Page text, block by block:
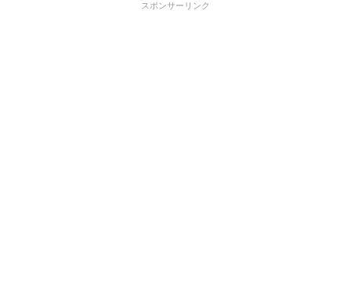
スポンサーリンク